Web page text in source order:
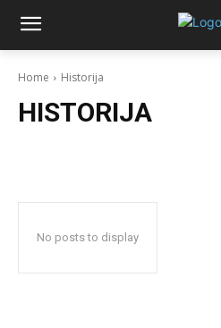
Home Historija
HISTORIJA
No posts to display